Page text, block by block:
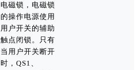
电磁锁，电磁锁
的操作电源使用
用户开关的辅助
触点闭锁。只有
当用户开关断开
时，QS1、